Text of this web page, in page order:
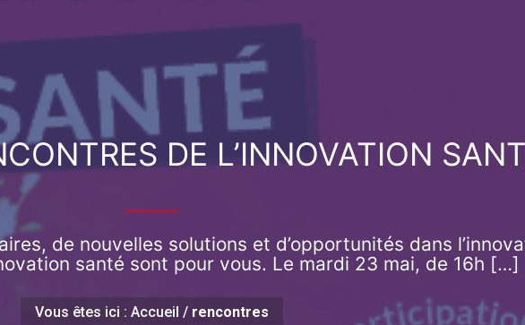
DE L’INNOVATION
de nouvelles solutions et d’opportunités dans
santé sont pour vous. Le mardi 23 mai, de 16h […]
Vous êtes ici : Accueil / rencontres